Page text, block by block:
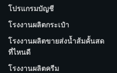
โปรแกรมบัญชี
โรงงานผลิตกระเป๋า
โรงงานผลิตขายส่งน้ำส้มคั้นสด
ที่ไหนดี
โรงงานผลิตครีม